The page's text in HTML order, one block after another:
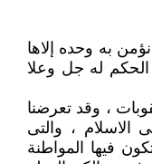
به وحده إلاها
الحكم له جل وعلا
، وقد تعرضنا
الاسلام ، والتى
فيها المواطنة